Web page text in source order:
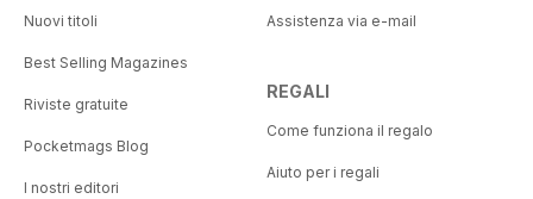
Nuovi titoli
Best Selling Magazines
Riviste gratuite
Pocketmags Blog
I nostri editori
Assistenza via e-mail
REGALI
Come funziona il regalo
Aiuto per i regali